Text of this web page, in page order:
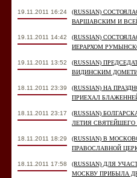
19.11.2011 16:24
(RUSSIAN)
ВАРШАВСКИМ И
19.11.2011 14:42
(RUSSIAN)
ИЕРАРХОМ
19.11.2011 13:52
(RUSSIAN)
ВИДИНСКИМ
18.11.2011 23:39
(RUSSIAN) НА
ПРИЕХАЛ
18.11.2011 23:17
(RUSSIAN)
ЛЕТИЯ
18.11.2011 18:29
(RUSSIAN) В
ПРАВОСЛАВНОЙ
18.11.2011 17:58
(RUSSIAN) ДЛЯ
МОСКВУ ПРИБЫЛА